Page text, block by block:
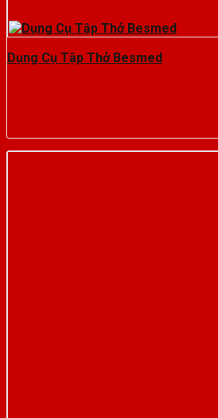
Dụng Cụ Tập Thở Besmed